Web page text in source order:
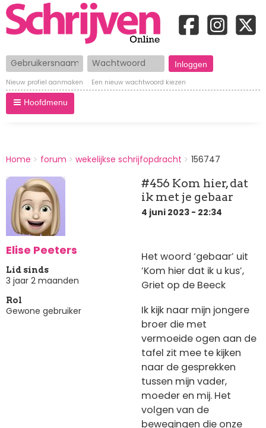
Gebruikersnaam Wachtwoord
Nieuw profiel aanmaken Een nieuw wachtwoord kiezen
Hoofdmenu
BREADCRUMBS
You
here:
Home forum wekelijkse schrijfopdracht 156747
Elise Peeters
Lid sinds
3 jaar 2 maanden
Rol
Gewone gebruiker
#456 Kom hier, dat
ik met je gebaar
4 juni 2023 - 22:34
Het woord ‘gebaar’ uit
‘Kom hier dat ik u kus’,
Griet op de Beeck
Ik kijk naar mijn jongere
broer die met
vermoeide ogen aan de
tafel zit mee te kijken
naar de gesprekken
tussen mijn vader,
moeder en mij. Het
volgen van de
bewegingen die onze